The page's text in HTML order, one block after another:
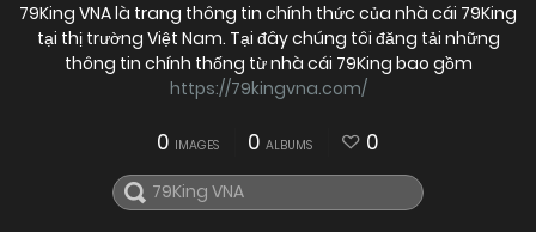
79King VNA là trang thông tin chính thức của nhà cái 79King
tại thị trường Việt Nam. Tại đây chúng tôi đăng tải những
thông tin chính thống từ nhà cái 79King bao gồm
https://79kingvna.com/
0 IMAGES 0 ALBUMS 0